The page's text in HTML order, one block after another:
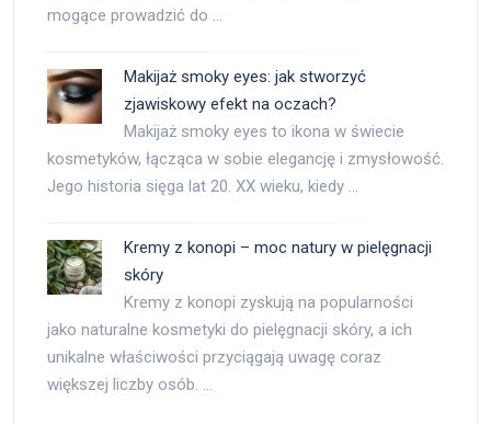
mogące prowadzić do …
Makijaż smoky eyes: jak stworzyć
zjawiskowy efekt na oczach?
Makijaż smoky eyes to ikona w świecie
kosmetyków, łącząca w sobie elegancję i zmysłowość.
Jego historia sięga lat 20. XX wieku, kiedy …
Kremy z konopi – moc natury w pielęgnacji
skóry
Kremy z konopi zyskują na popularności
jako naturalne kosmetyki do pielęgnacji skóry, a ich
unikalne właściwości przyciągają uwagę coraz
większej liczby osób. …